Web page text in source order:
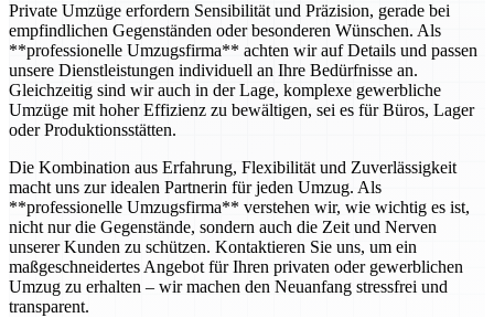
Private Umzüge erfordern Sensibilität und Präzision, gerade bei
empfindlichen Gegenständen oder besonderen Wünschen. Als
**professionelle Umzugsfirma** achten wir auf Details und passen
unsere Dienstleistungen individuell an Ihre Bedürfnisse an.
Gleichzeitig sind wir auch in der Lage, komplexe gewerbliche
Umzüge mit hoher Effizienz zu bewältigen, sei es für Büros, Lager
oder Produktionsstätten.
Die Kombination aus Erfahrung, Flexibilität und Zuverlässigkeit
macht uns zur idealen Partnerin für jeden Umzug. Als
**professionelle Umzugsfirma** verstehen wir, wie wichtig es ist,
nicht nur die Gegenstände, sondern auch die Zeit und Nerven
unserer Kunden zu schützen. Kontaktieren Sie uns, um ein
maßgeschneidertes Angebot für Ihren privaten oder gewerblichen
Umzug zu erhalten – wir machen den Neuanfang stressfrei und
transparent.